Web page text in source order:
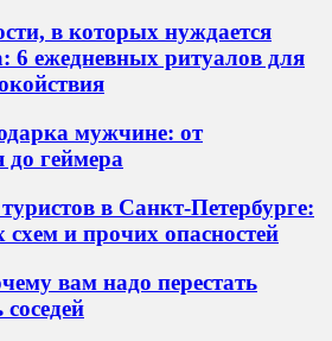
в которых нуждается
6 ежедневных ритуалов для
мужчине: от
до геймера
в Санкт-Петербурге:
и прочих опасностей
вам надо перестать